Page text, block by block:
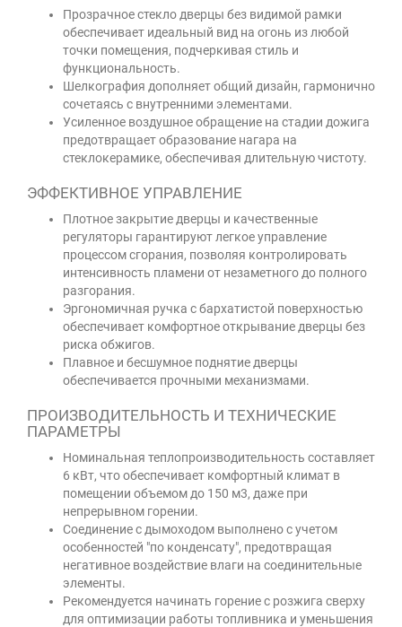
Прозрачное стекло дверцы без видимой рамки
обеспечивает идеальный вид на огонь из любой
точки помещения, подчеркивая стиль и
функциональность.
Шелкография дополняет общий дизайн, гармонично
сочетаясь с внутренними элементами.
Усиленное воздушное обращение на стадии дожига
предотвращает образование нагара на
стеклокерамике, обеспечивая длительную чистоту.
ЭФФЕКТИВНОЕ УПРАВЛЕНИЕ
Плотное закрытие дверцы и качественные
регуляторы гарантируют легкое управление
процессом сгорания, позволяя контролировать
интенсивность пламени от незаметного до полного
разгорания.
Эргономичная ручка с бархатистой поверхностью
обеспечивает комфортное открывание дверцы без
риска обжигов.
Плавное и бесшумное поднятие дверцы
обеспечивается прочными механизмами.
ПРОИЗВОДИТЕЛЬНОСТЬ И ТЕХНИЧЕСКИЕ
ПАРАМЕТРЫ
Номинальная теплопроизводительность составляет
6 кВт, что обеспечивает комфортный климат в
помещении объемом до 150 м3, даже при
непрерывном горении.
Соединение с дымоходом выполнено с учетом
особенностей "по конденсату", предотвращая
негативное воздействие влаги на соединительные
элементы.
Рекомендуется начинать горение с розжига сверху
для оптимизации работы топливника и уменьшения